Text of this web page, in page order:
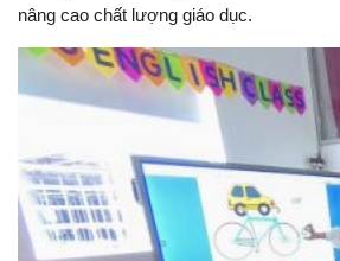
nâng cao chất lượng giáo dục.